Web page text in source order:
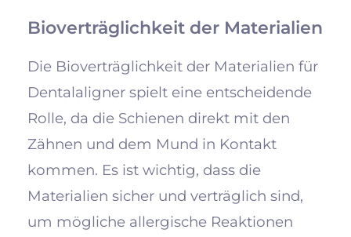
Bioverträglichkeit der Materialien
Die Bioverträglichkeit der Materialien für
Dentalaligner spielt eine entscheidende
Rolle, da die Schienen direkt mit den
Zähnen und dem Mund in Kontakt
kommen. Es ist wichtig, dass die
Materialien sicher und verträglich sind,
um mögliche allergische Reaktionen